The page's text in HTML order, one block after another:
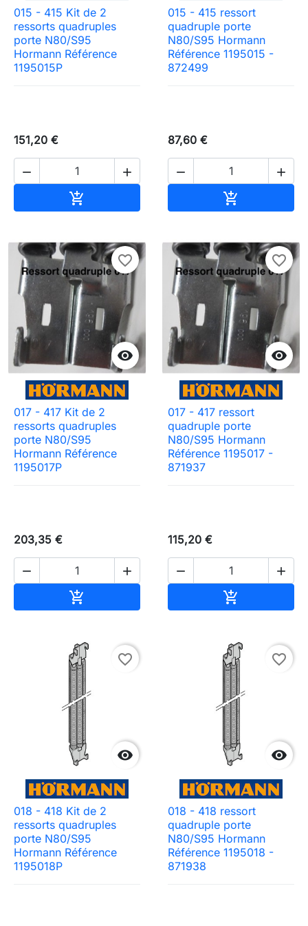
015 - 415 Kit de 2
ressorts quadruples
porte N80/S95
Hormann Référence
1195015P
151,20 €
 

015 - 415 ressort
quadruple porte
N80/S95 Hormann
Référence 1195015 -
872499
87,60 €
 


favorite_border
017 - 417 Kit de 2
ressorts quadruples
porte N80/S95
Hormann Référence
1195017P
203,35 €
 


favorite_border
017 - 417 ressort
quadruple porte
N80/S95 Hormann
Référence 1195017 -
871937
115,20 €
 


favorite_border
018 - 418 Kit de 2
ressorts quadruples
porte N80/S95
Hormann Référence
1195018P

favorite_border
018 - 418 ressort
quadruple porte
N80/S95 Hormann
Référence 1195018 -
871938